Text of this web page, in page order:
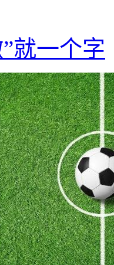
就一个字